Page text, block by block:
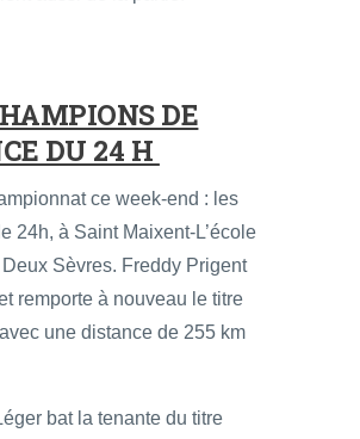
DE
DU 24 H
ce week-end : les
24h, à Saint Maixent-L’école
Sèvres. Freddy Prigent
remporte à nouveau le titre
une distance de 255 km
bat la tenante du titre